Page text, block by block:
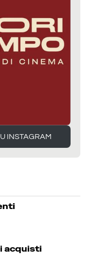
INSTAGRAM
INSTAGRAM
acquisti